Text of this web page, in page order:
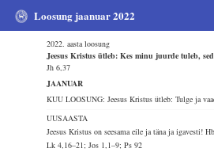
Loosung jaanuar 2022
2022. aasta loosung
Jeesus Kristus ütleb: Kes minu juurde tuleb,
Jh 6,37
JAANUAR
KUU LOOSUNG: Jeesus Kristus ütleb: Tulge ja
UUSAASTA
Jeesus Kristus on seesama eile ja täna ja igavesti!
Lk 4,16–21; Jos 1,1–9; Ps 92